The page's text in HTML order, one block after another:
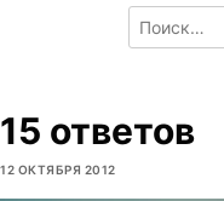
Search
for:
15 ответов
12 ОКТЯБРЯ 2012